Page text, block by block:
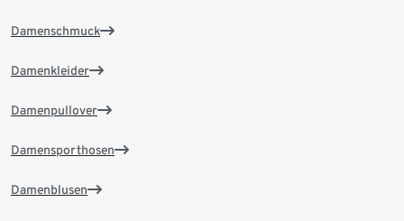
Damenschmuck
Damenkleider
Damenpullover
Damensporthosen
Damenblusen